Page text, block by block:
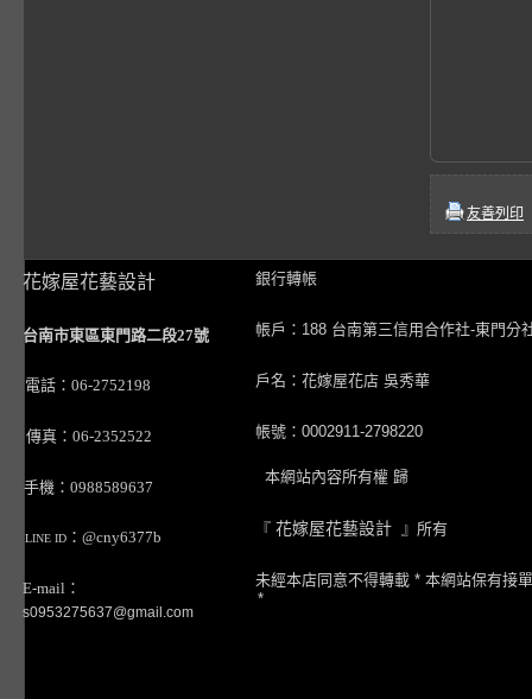
友善列印
花嫁屋花藝設計
台南市東區東門路二段27號
電話：06-2752198
傳真：06-2352522
手機：0988589637
LINE ID ：@cny6377b
E-mail：
s0953275637@gmail.com
銀行轉帳
帳戶：188 台南第三信用合作社-東門分
戶名：花嫁屋花店 吳秀華
帳號：0002911-2798220
本網站內容所有權 歸
『 花嫁屋花藝設計 』所有
未經本店同意不得轉載 * 本網站保有接
*